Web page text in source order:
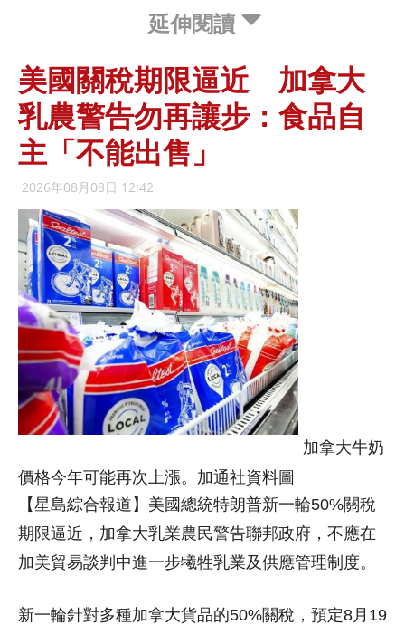
延伸閱讀
美國關稅期限逼近 加拿大
乳農警告勿再讓步：食品自
主「不能出售」
2026年08月08日 12:42
加拿大牛奶
價格今年可能再次上漲。加通社資料圖
【星島綜合報道】美國總統特朗普新一輪50%關稅
期限逼近，加拿大乳業農民警告聯邦政府，不應在
加美貿易談判中進一步犧牲乳業及供應管理制度。
新一輪針對多種加拿大貨品的50%關稅，預定8月19